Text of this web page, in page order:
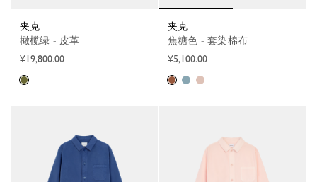
夹克
橄榄绿 - 皮革
¥19,800.00
夹克
焦糖色 - 套染棉布
¥5,100.00